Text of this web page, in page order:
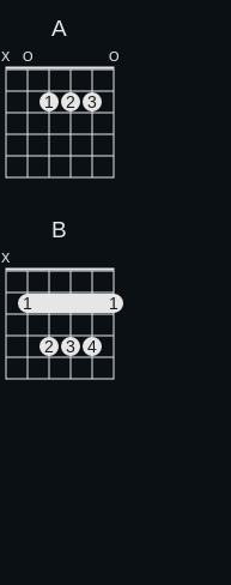
A
X O O
1 2 3
B
X
1 1
2 3 4